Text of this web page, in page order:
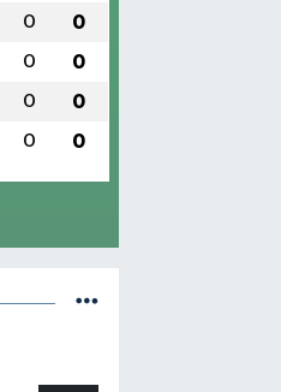
0 0
0 0
0 0
0 0